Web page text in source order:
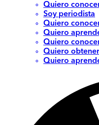
Quiero
Soy periodista
Quiero
Quiero
Quiero
Quiero
Quiero